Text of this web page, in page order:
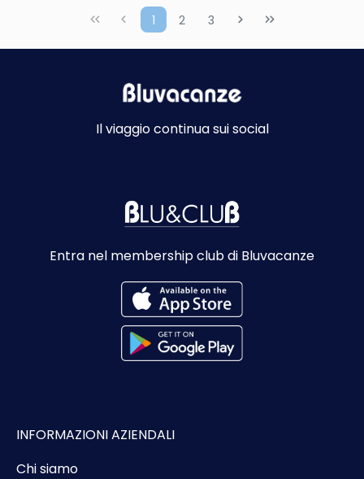
1 2 3
Il viaggio continua sui social
Entra nel membership club di Bluvacanze
INFORMAZIONI AZIENDALI
Chi siamo